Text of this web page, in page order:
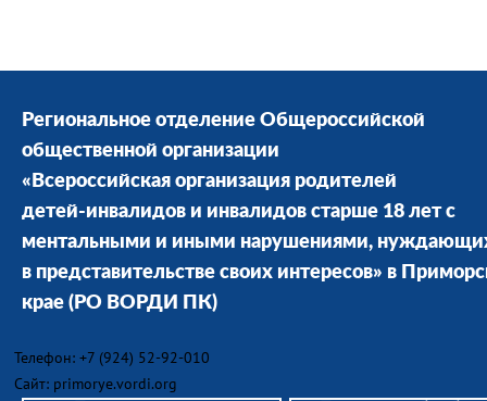
Региональное отделение Общероссийской
общественной организации
«Всероссийская организация родителей
детей-инвалидов и инвалидов старше 18 лет с
ментальными и иными нарушениями,
в представительстве своих интересов» в
крае (РО ВОРДИ ПК)
Телефон: +7 (924) 52-92-010
Сайт: primorye.vordi.org